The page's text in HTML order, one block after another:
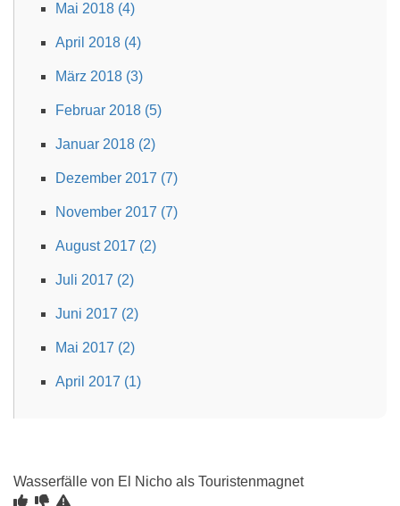
Mai 2018 (4)
April 2018 (4)
März 2018 (3)
Februar 2018 (5)
Januar 2018 (2)
Dezember 2017 (7)
November 2017 (7)
August 2017 (2)
Juli 2017 (2)
Juni 2017 (2)
Mai 2017 (2)
April 2017 (1)
Wasserfälle von El Nicho als Touristenmagnet